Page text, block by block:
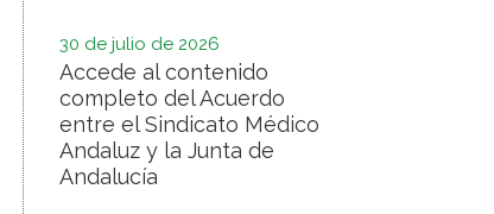
30 de julio de 2026
Accede al contenido
completo del Acuerdo
entre el Sindicato Médico
Andaluz y la Junta de
Andalucía